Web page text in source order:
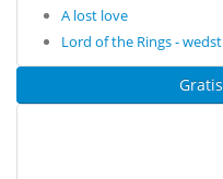
A lost love
Lord of the Rings -